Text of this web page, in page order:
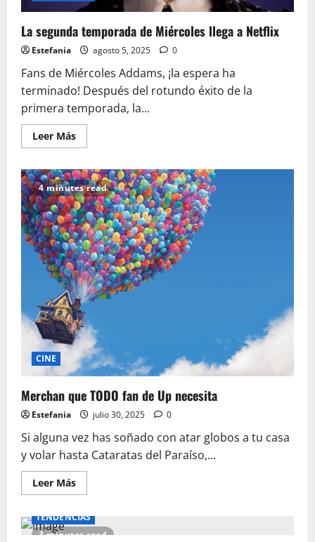
La segunda temporada de Miércoles llega a Netflix
Estefania agosto 5, 2025 0
Fans de Miércoles Addams, ¡la espera ha
terminado! Después del rotundo éxito de la
primera temporada, la...
Leer MásLeer
más
La
segunda
temporada
de
Miércoles
llega
a
Netflix
4 minutes read
CINE
Merchan que TODO fan de Up necesita
Estefania julio 30, 2025 0
Si alguna vez has soñado con atar globos a tu casa
y volar hasta Cataratas del Paraíso,...
Leer MásLeer
más
Merchan
que
3 minutes read
TENDENCIAS